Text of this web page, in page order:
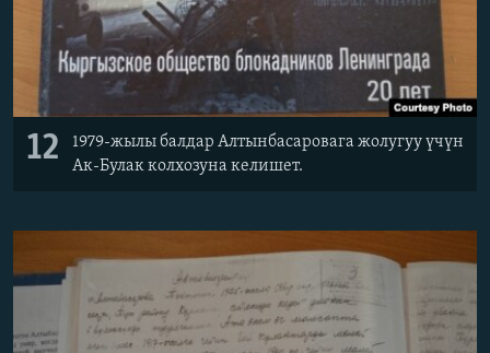
12
1979-жылы балдар Алтынбасаровага жолугуу үчүн
Ак-Булак колхозуна келишет.